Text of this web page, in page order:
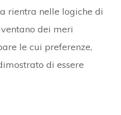
rientra nelle logiche di
dei meri
le cui preferenze,
di essere